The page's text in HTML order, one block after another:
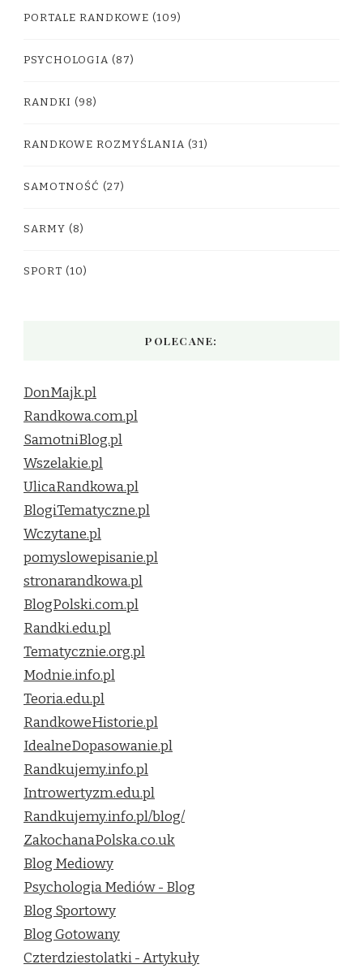
PORTALE RANDKOWE (109)
PSYCHOLOGIA (87)
RANDKI (98)
RANDKOWE ROZMYŚLANIA (31)
SAMOTNOŚĆ (27)
SARMY (8)
SPORT (10)
POLECANE:
DonMajk.pl
Randkowa.com.pl
SamotniBlog.pl
Wszelakie.pl
UlicaRandkowa.pl
BlogiTematyczne.pl
Wczytane.pl
pomyslowepisanie.pl
stronarandkowa.pl
BlogPolski.com.pl
Randki.edu.pl
Tematycznie.org.pl
Modnie.info.pl
Teoria.edu.pl
RandkoweHistorie.pl
IdealneDopasowanie.pl
Randkujemy.info.pl
Introwertyzm.edu.pl
Randkujemy.info.pl/blog/
ZakochanaPolska.co.uk
Blog Mediowy
Psychologia Mediów - Blog
Blog Sportowy
Blog Gotowany
Czterdziestolatki - Artykuły